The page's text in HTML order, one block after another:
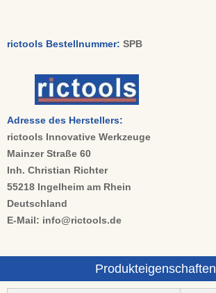
rictools Bestellnummer: SPB
Adresse des Herstellers:
rictools Innovative Werkzeuge
Mainzer Straße 60
Inh. Christian Richter
55218 Ingelheim am Rhein
Deutschland
E-Mail: info@rictools.de
Produkteigenschaften